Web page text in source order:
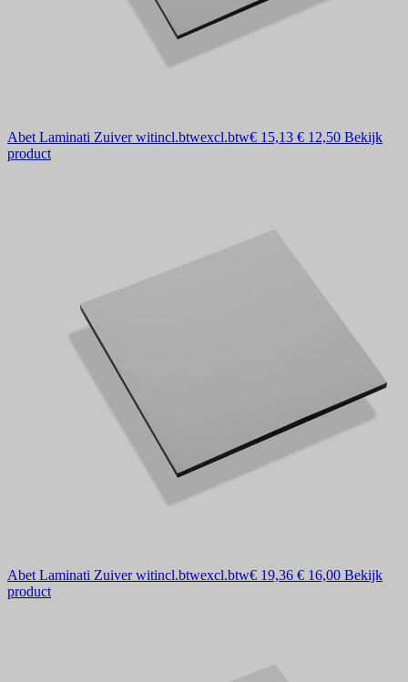
Abet Laminati Zuiver witincl.btwexcl.btw€ 15,13 € 12,50 Bekijk
product
Abet Laminati Zuiver witincl.btwexcl.btw€ 19,36 € 16,00 Bekijk
product